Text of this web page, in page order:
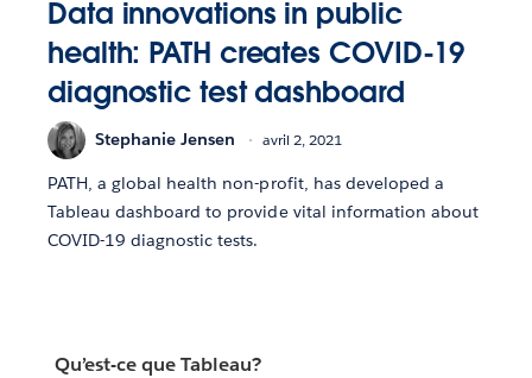
Data innovations in public
health: PATH creates COVID-19
diagnostic test dashboard
Stephanie Jensen avril 2, 2021
PATH, a global health non-profit, has developed a
Tableau dashboard to provide vital information about
COVID-19 diagnostic tests.
Qu’est-ce que Tableau?